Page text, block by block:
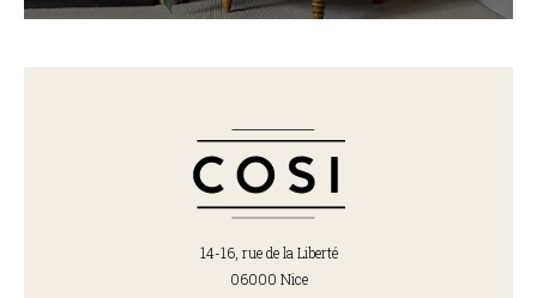
14-16, rue de la Liberté
06000 Nice